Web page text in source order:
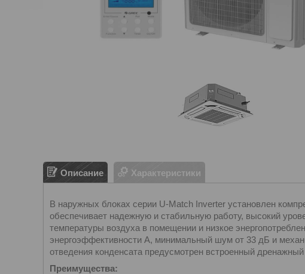
Описание Характеристики
В наружных блоках серии U-Match Inverter установлен
обеспечивает надежную и стабильную работу, высокий
температуры воздуха в помещении и низкое
энергоэффективности А, минимальный шум от 33 дБ и
отведения конденсата предусмотрен встроенный
Преимущества: